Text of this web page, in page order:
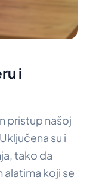
i
pristup našoj
su i
tako da
alatima koji se